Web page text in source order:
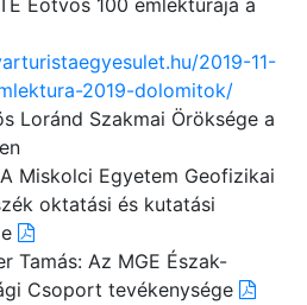
Eötvös 100 emléktúrája a
2019-11-
2019-dolomitok/
Loránd Szakmai Öröksége a
Miskolci Egyetem Geofizikai
oktatási és kutatási
Tamás: Az MGE Észak-
Csoport tevékenysége